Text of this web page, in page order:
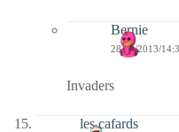
Bernie
28/06/2013/
Invaders
les cafards